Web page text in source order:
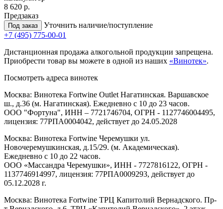
8 620 р.
Предзаказ
Под заказ
Уточнить наличие/поступление
+7 (495) 775-00-01
Дистанционная продажа алкогольной продукции запрещена.
Приобрести товар вы можете в одной из наших «Винотек».
Посмотреть адреса винотек
Москва: Винотека Fortwine Outlet Нагатинская. Варшавское
ш., д.36 (м. Нагатинская). Ежедневно с 10 до 23 часов.
ООО "Фортуна", ИНН – 7721746704, ОГРН - 1127746004495,
лицензия: 77РПА0004042, действует до 24.05.2028
Москва: Винотека Fortwine Черемушки ул.
Новочеремушкинская, д.15/29. (м. Академическая).
Ежедневно с 10 до 22 часов.
ООО «Массандра Черемушки», ИНН - 7727816122, ОГРН -
1137746914997, лицензия: 77РПА0009293, действует до
05.12.2028 г.
Москва: Винотека Fortwine ТРЦ Капитолий Вернадского. Пр-